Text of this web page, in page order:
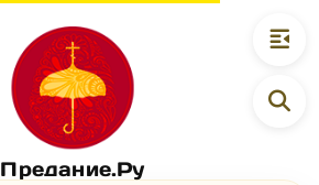
Предание.Ру